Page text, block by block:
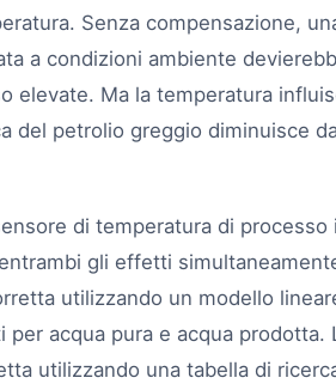
Senza compensazione,
a condizioni ambiente
elevate. Ma la temperatura
del petrolio greggio diminuisce
di temperatura di processo
gli effetti
utilizzando un modello
per acqua pura e acqua prodotta.
utilizzando una tabella di